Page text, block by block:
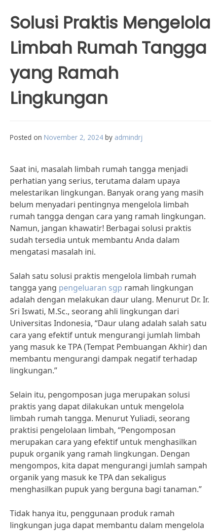
Solusi Praktis Mengelola
Limbah Rumah Tangga
yang Ramah
Lingkungan
Posted on November 2, 2024 by admindrj
Saat ini, masalah limbah rumah tangga menjadi
perhatian yang serius, terutama dalam upaya
melestarikan lingkungan. Banyak orang yang masih
belum menyadari pentingnya mengelola limbah
rumah tangga dengan cara yang ramah lingkungan.
Namun, jangan khawatir! Berbagai solusi praktis
sudah tersedia untuk membantu Anda dalam
mengatasi masalah ini.
Salah satu solusi praktis mengelola limbah rumah
tangga yang pengeluaran sgp ramah lingkungan
adalah dengan melakukan daur ulang. Menurut Dr. Ir.
Sri Iswati, M.Sc., seorang ahli lingkungan dari
Universitas Indonesia, “Daur ulang adalah salah satu
cara yang efektif untuk mengurangi jumlah limbah
yang masuk ke TPA (Tempat Pembuangan Akhir) dan
membantu mengurangi dampak negatif terhadap
lingkungan.”
Selain itu, pengomposan juga merupakan solusi
praktis yang dapat dilakukan untuk mengelola
limbah rumah tangga. Menurut Yuliadi, seorang
praktisi pengelolaan limbah, “Pengomposan
merupakan cara yang efektif untuk menghasilkan
pupuk organik yang ramah lingkungan. Dengan
mengompos, kita dapat mengurangi jumlah sampah
organik yang masuk ke TPA dan sekaligus
menghasilkan pupuk yang berguna bagi tanaman.”
Tidak hanya itu, penggunaan produk ramah
lingkungan juga dapat membantu dalam mengelola